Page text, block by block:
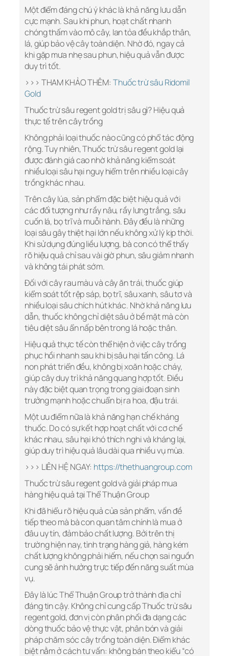
Một điểm đáng chú ý khác là khả năng lưu dẫn
cực mạnh. Sau khi phun, hoạt chất nhanh
chóng thấm vào mô cây, lan tỏa đều khắp thân,
lá, giúp bảo vệ cây toàn diện. Nhờ đó, ngay cả
khi gặp mưa nhẹ sau phun, hiệu quả vẫn được
duy trì tốt.
>>> THAM KHẢO THÊM: Thuốc trừ sâu Ridomil
Gold
Thuốc trừ sâu regent gold trị sâu gì? Hiệu quả
thực tế trên cây trồng
Không phải loại thuốc nào cũng có phổ tác động
rộng. Tuy nhiên, Thuốc trừ sâu regent gold lại
được đánh giá cao nhờ khả năng kiểm soát
nhiều loại sâu hại nguy hiểm trên nhiều loại cây
trồng khác nhau.
Trên cây lúa, sản phẩm đặc biệt hiệu quả với
các đối tượng như rầy nâu, rầy lưng trắng, sâu
cuốn lá, bọ trĩ và muỗi hành. Đây đều là những
loại sâu gây thiệt hại lớn nếu không xử lý kịp thời.
Khi sử dụng đúng liều lượng, bà con có thể thấy
rõ hiệu quả chỉ sau vài giờ phun, sâu giảm nhanh
và không tái phát sớm.
Đối với cây rau màu và cây ăn trái, thuốc giúp
kiểm soát tốt rệp sáp, bọ trĩ, sâu xanh, sâu tơ và
nhiều loại sâu chích hút khác. Nhờ khả năng lưu
dẫn, thuốc không chỉ diệt sâu ở bề mặt mà còn
tiêu diệt sâu ẩn nấp bên trong lá hoặc thân.
Hiệu quả thực tế còn thể hiện ở việc cây trồng
phục hồi nhanh sau khi bị sâu hại tấn công. Lá
non phát triển đều, không bị xoăn hoặc cháy,
giúp cây duy trì khả năng quang hợp tốt. Điều
này đặc biệt quan trọng trong giai đoạn sinh
trưởng mạnh hoặc chuẩn bị ra hoa, đậu trái.
Một ưu điểm nữa là khả năng hạn chế kháng
thuốc. Do có sự kết hợp hoạt chất với cơ chế
khác nhau, sâu hại khó thích nghi và kháng lại,
giúp duy trì hiệu quả lâu dài qua nhiều vụ mùa.
>>> LIÊN HỆ NGAY: https://thethuangroup.com
Thuốc trừ sâu regent gold và giải pháp mua
hàng hiệu quả tại Thể Thuận Group
Khi đã hiểu rõ hiệu quả của sản phẩm, vấn đề
tiếp theo mà bà con quan tâm chính là mua ở
đâu uy tín, đảm bảo chất lượng. Bởi trên thị
trường hiện nay, tình trạng hàng giả, hàng kém
chất lượng không phải hiếm, nếu chọn sai nguồn
cung sẽ ảnh hưởng trực tiếp đến năng suất mùa
vụ.
Đây là lúc Thể Thuận Group trở thành địa chỉ
đáng tin cậy. Không chỉ cung cấp Thuốc trừ sâu
regent gold, đơn vị còn phân phối đa dạng các
dòng thuốc bảo vệ thực vật, phân bón và giải
pháp chăm sóc cây trồng toàn diện. Điểm khác
biệt nằm ở cách tư vấn: không bán theo kiểu “có